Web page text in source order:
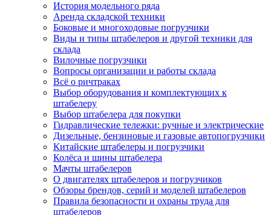
История модельного ряда
Аренда складской техники
Боковые и многоходовые погрузчики
Виды и типы штабелеров и другой техники для
склада
Вилочные погрузчики
Вопросы организации и работы склада
Всё о ричтраках
Выбор оборудования и комплектующих к
штабелеру
Выбор штабелера для покупки
Гидравлические тележки: ручные и электрические
Дизельные, бензиновые и газовые автопогрузчики
Китайские штабелеры и погрузчики
Колёса и шины штабелера
Мачты штабелеров
О двигателях штабелеров и погрузчиков
Обзоры брендов, серий и моделей штабелеров
Правила безопасности и охраны труда для
штабелеров